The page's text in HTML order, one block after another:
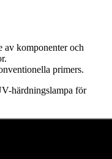
av komponenter och
primers.
härdningslampa för